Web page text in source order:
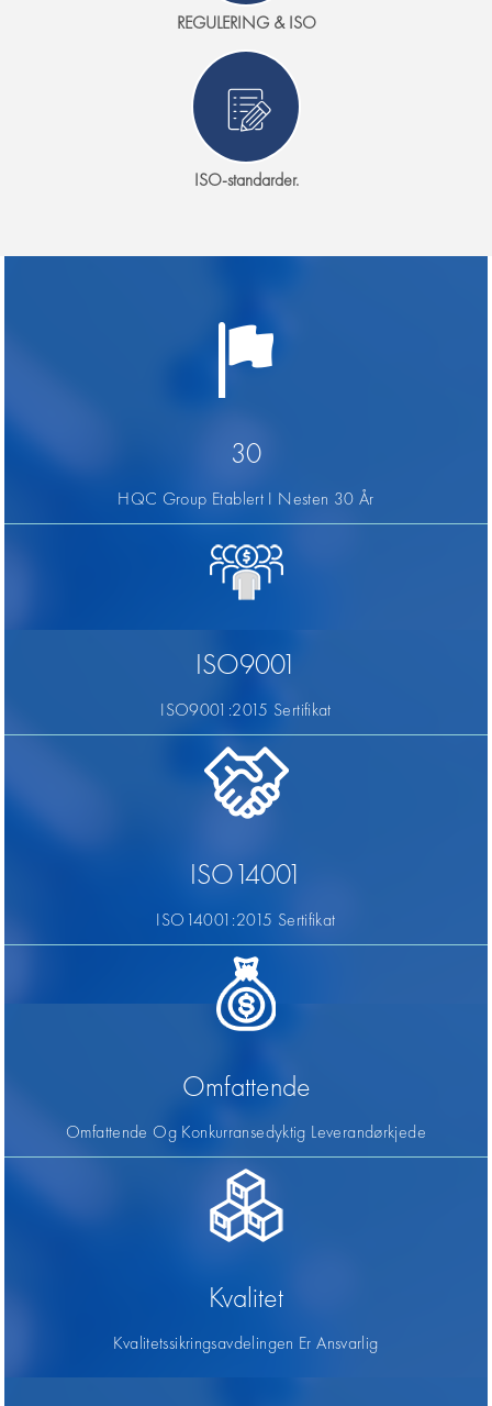
REGULERING & ISO
ISO-standarder.
30
HQC Group Etablert I Nesten 30 År
ISO9001
ISO9001:2015 Sertifikat
ISO14001
ISO14001:2015 Sertifikat
Omfattende
Omfattende Og Konkurransedyktig Leverandørkjede
Kvalitet
Kvalitetssikringsavdelingen Er Ansvarlig